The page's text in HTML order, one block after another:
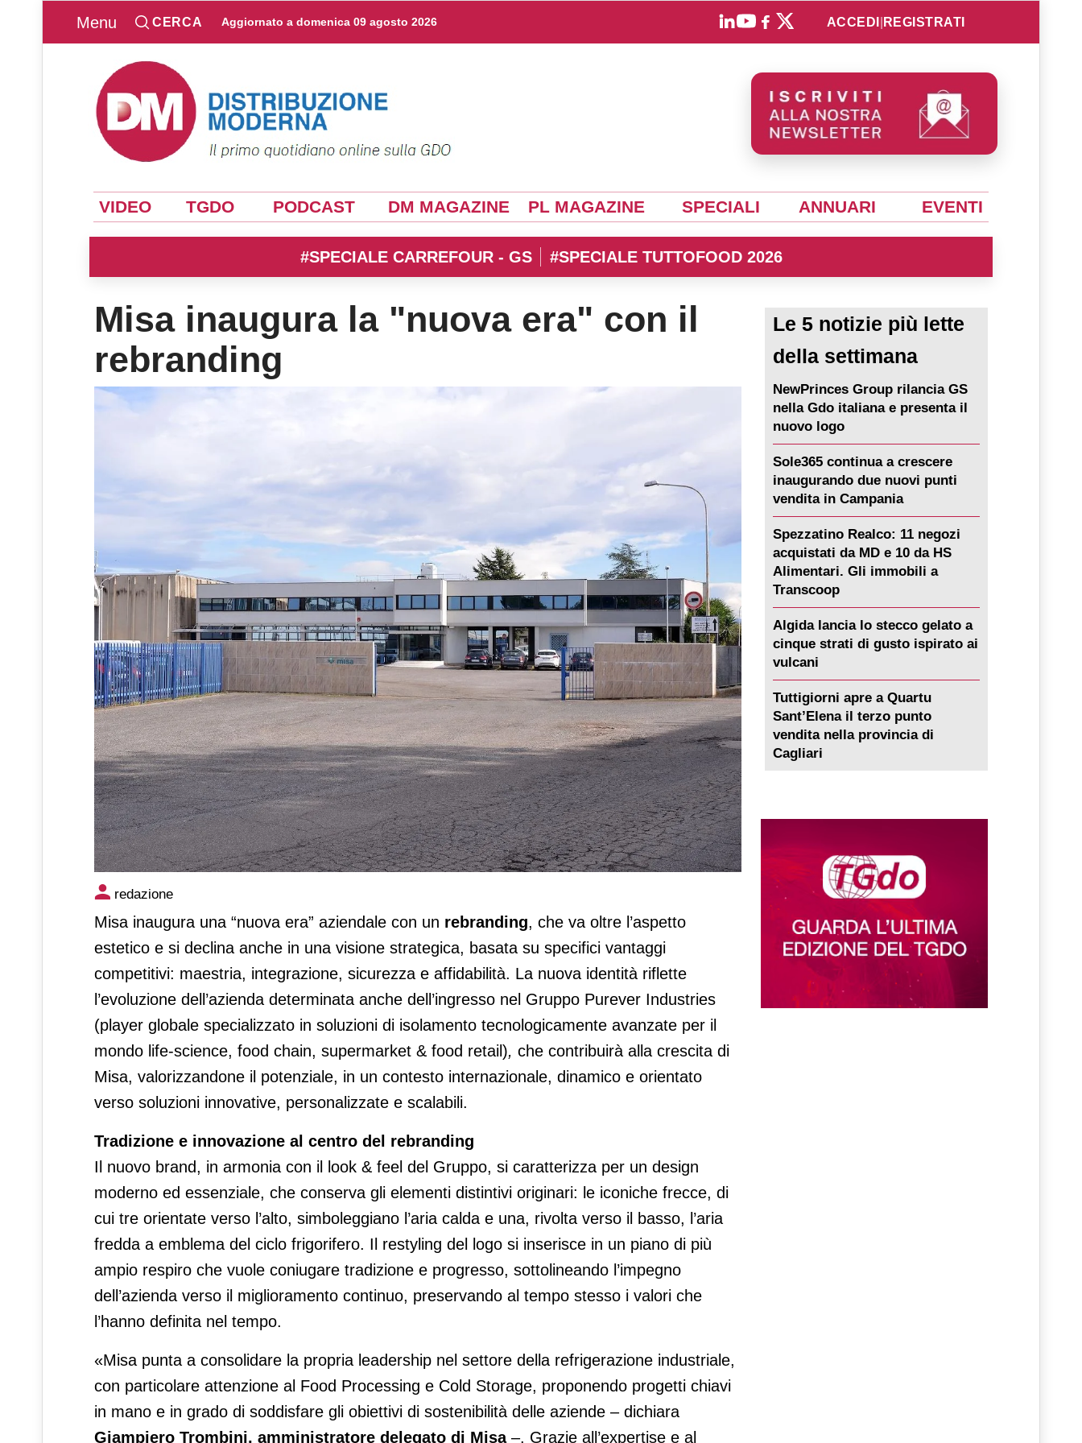
Menu CERCA Aggiornato a domenica 09 agosto 2026 ACCEDI REGISTRATI
VIDEO TGDO PODCAST DM MAGAZINE PL MAGAZINE SPECIALI ANNUARI EVENTI
#SPECIALE CARREFOUR - GS #SPECIALE TUTTOFOOD 2026
Misa inaugura la "nuova era" con il
rebranding
Misa inaugura la "nuova era" con il rebranding
redazione
Misa inaugura una “nuova era” aziendale con un rebranding, che va oltre l’aspetto
estetico e si declina anche in una visione strategica, basata su specifici vantaggi
competitivi: maestria, integrazione, sicurezza e affidabilità. La nuova identità riflette
l’evoluzione dell’azienda determinata anche dell’ingresso nel Gruppo Purever Industries
(player globale specializzato in soluzioni di isolamento tecnologicamente avanzate per il
mondo life-science, food chain, supermarket & food retail), che contribuirà alla crescita di
Misa, valorizzandone il potenziale, in un contesto internazionale, dinamico e orientato
verso soluzioni innovative, personalizzate e scalabili.
Tradizione e innovazione al centro del rebranding
Il nuovo brand, in armonia con il look & feel del Gruppo, si caratterizza per un design
moderno ed essenziale, che conserva gli elementi distintivi originari: le iconiche frecce, di
cui tre orientate verso l’alto, simboleggiano l’aria calda e una, rivolta verso il basso, l’aria
fredda a emblema del ciclo frigorifero. Il restyling del logo si inserisce in un piano di più
ampio respiro che vuole coniugare tradizione e progresso, sottolineando l’impegno
dell’azienda verso il miglioramento continuo, preservando al tempo stesso i valori che
l’hanno definita nel tempo.
«Misa punta a consolidare la propria leadership nel settore della refrigerazione industriale,
con particolare attenzione al Food Processing e Cold Storage, proponendo progetti chiavi
in mano e in grado di soddisfare gli obiettivi di sostenibilità delle aziende – dichiara
Giampiero Trombini, amministratore delegato di Misa–. Grazie all’expertise e al
Le 5 notizie più lette
della settimana
NewPrinces Group rilancia GS
nella Gdo italiana e presenta il
nuovo logo
Sole365 continua a crescere
inaugurando due nuovi punti
vendita in Campania
Spezzatino Realco: 11 negozi
acquistati da MD e 10 da HS
Alimentari. Gli immobili a
Transcoop
Algida lancia lo stecco gelato a
cinque strati di gusto ispirato ai
vulcani
Tuttigiorni apre a Quartu
Sant’Elena il terzo punto
vendita nella provincia di
Cagliari